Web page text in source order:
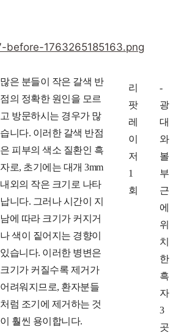
많은 분들이 작은 갈색 반
점의 정확한 원인을 모르
고 방문하시는 경우가 많
습니다. 이러한 갈색 반점
은 피부의 색소 질환인 흑
자로, 초기에는 대개 3mm
내외의 작은 크기로 나타
납니다. 그러나 시간이 지
남에 따라 크기가 커지거
나 색이 짙어지는 경향이
있습니다. 이러한 병변은
크기가 커질수록 제거가
어려워지므로, 환자분들
처럼 조기에 제거하는 것
이 훨씬 용이합니다.
리
팟
레
이
저
1
회
-
광
대
와
볼
부
근
에
위
치
한
흑
자
3
곳